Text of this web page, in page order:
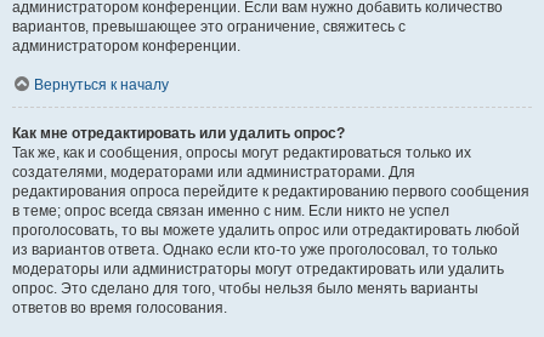
администратором конференции. Если вам нужно добавить количество
вариантов, превышающее это ограничение, свяжитесь с
администратором конференции.
Вернуться к началу
Как мне отредактировать или удалить опрос?
Так же, как и сообщения, опросы могут редактироваться только их
создателями, модераторами или администраторами. Для
редактирования опроса перейдите к редактированию первого сообщения
в теме; опрос всегда связан именно с ним. Если никто не успел
проголосовать, то вы можете удалить опрос или отредактировать любой
из вариантов ответа. Однако если кто-то уже проголосовал, то только
модераторы или администраторы могут отредактировать или удалить
опрос. Это сделано для того, чтобы нельзя было менять варианты
ответов во время голосования.